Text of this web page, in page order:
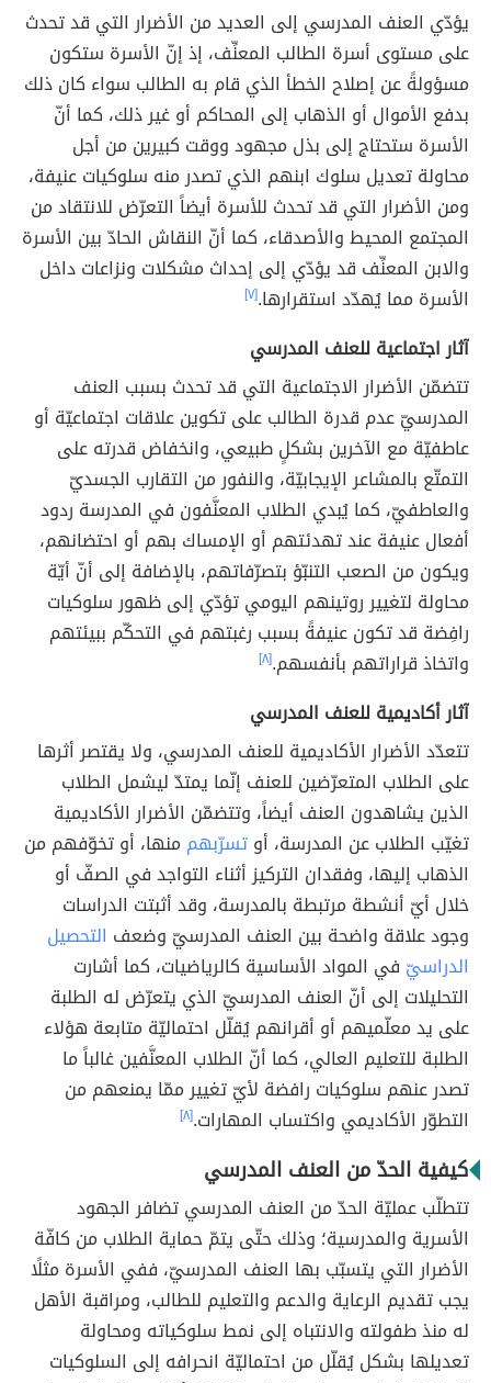
يؤدّي العنف المدرسي إلى العديد من الأضرار التي قد تحدث
على مستوى أسرة الطالب المعنِّف، إذ إنّ الأسرة ستكون
مسؤولةً عن إصلاح الخطأ الذي قام به الطالب سواء كان ذلك
بدفع الأموال أو الذهاب إلى المحاكم أو غير ذلك، كما أنّ
الأسرة ستحتاج إلى بذل مجهود ووقت كبيرين من أجل
محاولة تعديل سلوك ابنهم الذي تصدر منه سلوكيات عنيفة،
ومن الأضرار التي قد تحدث للأسرة أيضاً التعرّض للانتقاد من
المجتمع المحيط والأصدقاء، كما أنّ النقاش الحادّ بين الأسرة
والابن المعنِّف قد يؤدّي إلى إحداث مشكلات ونزاعات داخل
الأسرة مما يُهدّد استقرارها.[٧]
آثار اجتماعية للعنف المدرسي
تتضمّن الأضرار الاجتماعية التي قد تحدث بسبب العنف
المدرسيّ عدم قدرة الطالب على تكوين علاقات اجتماعيّة أو
عاطفيّة مع الآخرين بشكلٍ طبيعي، وانخفاض قدرته على
التمتّع بالمشاعر الإيجابيّة، والنفور من التقارب الجسديّ
والعاطفيّ، كما يُبدي الطلاب المعنَّفون في المدرسة ردود
أفعال عنيفة عند تهدئتهم أو الإمساك بهم أو احتضانهم،
ويكون من الصعب التنبّؤ بتصرّفاتهم، بالإضافة إلى أنّ أيّة
محاولة لتغيير روتينهم اليومي تؤدّي إلى ظهور سلوكيات
رافِضة قد تكون عنيفةً بسبب رغبتهم في التحكّم ببيئتهم
واتخاذ قراراتهم بأنفسهم.[٨]
آثار أكاديمية للعنف المدرسي
تتعدّد الأضرار الأكاديمية للعنف المدرسي، ولا يقتصر أثرها
على الطلاب المتعرّضين للعنف إنّما يمتدّ ليشمل الطلاب
الذين يشاهدون العنف أيضاً، وتتضمّن الأضرار الأكاديمية
تغيّب الطلاب عن المدرسة، أوتسرّبهم منها، أو تخوّفهم من
الذهاب إليها، وفقدان التركيز أثناء التواجد في الصفّ أو
خلال أيّ أنشطة مرتبطة بالمدرسة، وقد أثبتت الدراسات
وجود علاقة واضحة بين العنف المدرسيّ وضعف التحصيل
الدراسيّ في المواد الأساسية كالرياضيات، كما أشارت
التحليلات إلى أنّ العنف المدرسيّ الذي يتعرّض له الطلبة
على يد معلّميهم أو أقرانهم يُقلّل احتماليّة متابعة هؤلاء
الطلبة للتعليم العالي، كما أنّ الطلاب المعنَّفين غالباً ما
تصدر عنهم سلوكيات رافضة لأيّ تغيير ممّا يمنعهم من
التطوّر الأكاديمي واكتساب المهارات.[٨]
كيفية الحدّ من العنف المدرسي
تتطلّب عمليّة الحدّ من العنف المدرسي تضافر الجهود
الأسرية والمدرسية؛ وذلك حتّى يتمّ حماية الطلاب من كافّة
الأضرار التي يتسبّب بها العنف المدرسيّ، ففي الأسرة مثلًا
يجب تقديم الرعاية والدعم والتعليم للطالب، ومراقبة الأهل
له منذ طفولته والانتباه إلى نمط سلوكياته ومحاولة
تعديلها بشكل يُقلّل من احتماليّة انحرافه إلى السلوكيات